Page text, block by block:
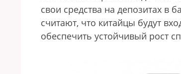
свои средства на депозитах в
считают, что китайцы будут
обеспечить устойчивый рост